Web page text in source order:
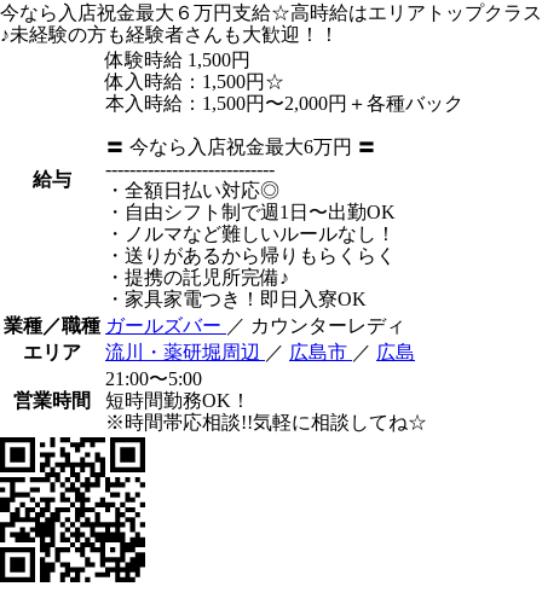
今なら入店祝金最大６万円支給☆高時給はエリアトップクラス
♪未経験の方も経験者さんも大歓迎！！
給与
体験時給 1,500円
体入時給：1,500円☆
本入時給：1,500円〜2,000円＋各種バック
〓 今なら入店祝金最大6万円 〓
----------------------------
・全額日払い対応◎
・自由シフト制で週1日〜出勤OK
・ノルマなど難しいルールなし！
・送りがあるから帰りもらくらく
・提携の託児所完備♪
・家具家電つき！即日入寮OK
業種／職種 ガールズバー ／ カウンターレディ
エリア
流川・薬研堀周辺 ／ 広島市 ／ 広島
営業時間
21:00〜5:00
短時間勤務OK！
※時間帯応相談!!気軽に相談してね☆